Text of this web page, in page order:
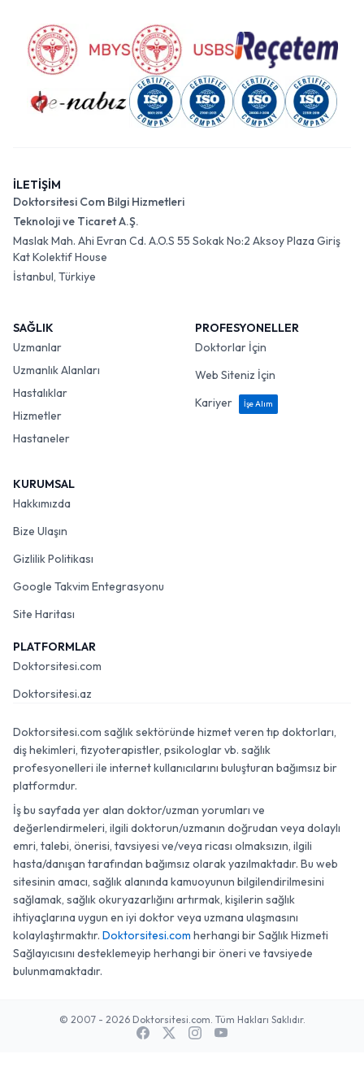
İLETİŞİM
Doktorsitesi Com Bilgi Hizmetleri
Teknoloji ve Ticaret A.Ş.
Maslak Mah. Ahi Evran Cd. A.O.S 55 Sokak No:2 Aksoy Plaza Giriş
Kat Kolektif House
İstanbul, Türkiye
SAĞLIK
Uzmanlar
Uzmanlık Alanları
Hastalıklar
Hizmetler
Hastaneler
PROFESYONELLER
Doktorlar İçin
Web Siteniz İçin
Kariyer
İşe Alım
KURUMSAL
Hakkımızda
Bize Ulaşın
Gizlilik Politikası
Google Takvim Entegrasyonu
Site Haritası
PLATFORMLAR
Doktorsitesi.com
Doktorsitesi.az
Doktorsitesi.com sağlık sektöründe hizmet veren tıp doktorları,
diş hekimleri, fizyoterapistler, psikologlar vb. sağlık
profesyonelleri ile internet kullanıcılarını buluşturan bağımsız bir
platformdur.
İş bu sayfada yer alan doktor/uzman yorumları ve
değerlendirmeleri, ilgili doktorun/uzmanın doğrudan veya dolaylı
emri, talebi, önerisi, tavsiyesi ve/veya ricası olmaksızın, ilgili
hasta/danışan tarafından bağımsız olarak yazılmaktadır. Bu web
sitesinin amacı, sağlık alanında kamuoyunun bilgilendirilmesini
sağlamak, sağlık okuryazarlığını artırmak, kişilerin sağlık
ihtiyaçlarına uygun en iyi doktor veya uzmana ulaşmasını
kolaylaştırmaktır. Doktorsitesi.com herhangi bir Sağlık Hizmeti
Sağlayıcısını desteklemeyip herhangi bir öneri ve tavsiyede
bulunmamaktadır.
© 2007 - 2026 Doktorsitesi.com. Tüm Hakları Saklıdır.